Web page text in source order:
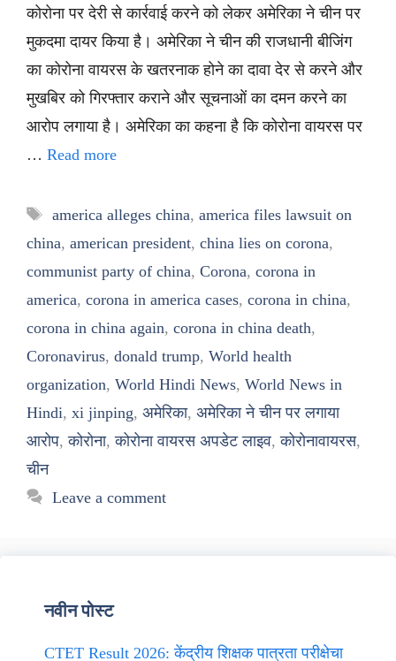
कोरोना पर देरी से कार्रवाई करने को लेकर अमेरिका ने चीन पर
मुकदमा दायर किया है। अमेरिका ने चीन की राजधानी बीजिंग
का कोरोना वायरस के खतरनाक होने का दावा देर से करने और
मुखबिर को गिरफ्तार कराने और सूचनाओं का दमन करने का
आरोप लगाया है। अमेरिका का कहना है कि कोरोना वायरस पर
… Read more
Tags
america alleges china, america files lawsuit on
china, american president, china lies on corona,
communist party of china, Corona, corona in
america, corona in america cases, corona in china,
corona in china again, corona in china death,
Coronavirus, donald trump, World health
organization, World Hindi News, World News in
Hindi, xi jinping, अमेरिका, अमेरिका ने चीन पर लगाया
आरोप,कोरोना,कोरोना वायरस अपडेट लाइव,कोरोनावायरस,
चीन
Leave a comment
नवीन पोस्ट
CTET Result 2026: केंद्रीय शिक्षक पात्रता परीक्षेचा